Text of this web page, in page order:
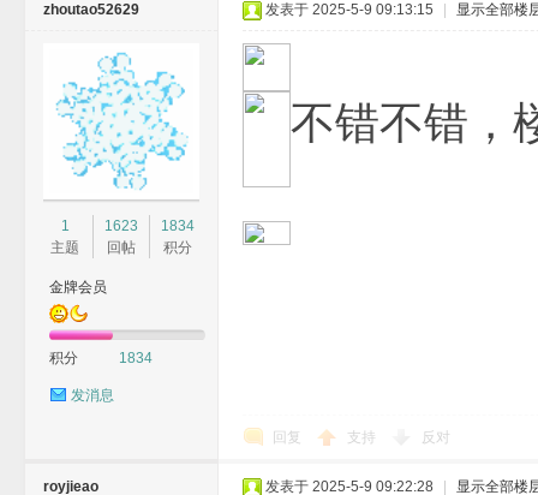
zhoutao52629
1
主题
1623
回帖
1834
积分
金牌会员
积分 1834
发消息
发表于 2025-5-9 09:13:15 显示全部楼
不错不错，
回复 支持 反对
royjieao 发表于 2025-5-9 09:22:28 显示全部楼